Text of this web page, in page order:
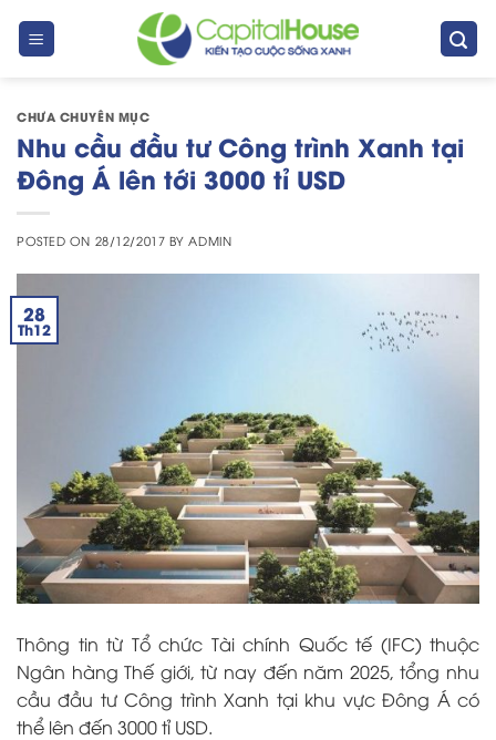
CHƯA CHUYÊN MỤC
Nhu cầu đầu tư Công trình Xanh tại
Đông Á lên tới 3000 tỉ USD
POSTED ON 28/12/2017 BY ADMIN
28
Th12
Thông tin từ Tổ chức Tài chính Quốc tế (IFC) thuộc
Ngân hàng Thế giới, từ nay đến năm 2025, tổng nhu
cầu đầu tư Công trình Xanh tại khu vực Đông Á có
thể lên đến 3000 tỉ USD.